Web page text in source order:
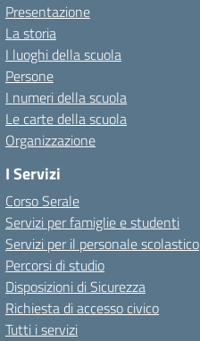
Presentazione
La storia
I luoghi della scuola
Persone
I numeri della scuola
Le carte della scuola
Organizzazione
I Servizi
Corso Serale
Servizi per famiglie e studenti
Servizi per il personale scolastico
Percorsi di studio
Disposizioni di Sicurezza
Richiesta di accesso civico
Tutti i servizi